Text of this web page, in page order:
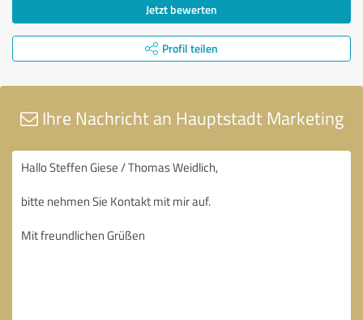
Jetzt bewerten
Profil teilen
Ihre Nachricht an Hauptstadt Marketing